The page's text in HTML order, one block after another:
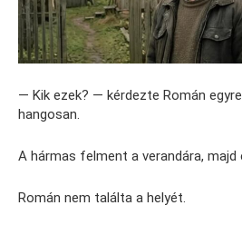
— Kik ezek? — kérdezte Román
hangosan.
A hármas felment a verandára, majd
Román nem találta a helyét.